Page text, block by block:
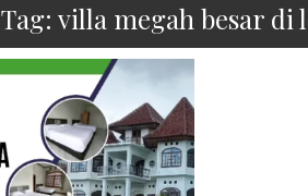
Tag:villa megah besar di